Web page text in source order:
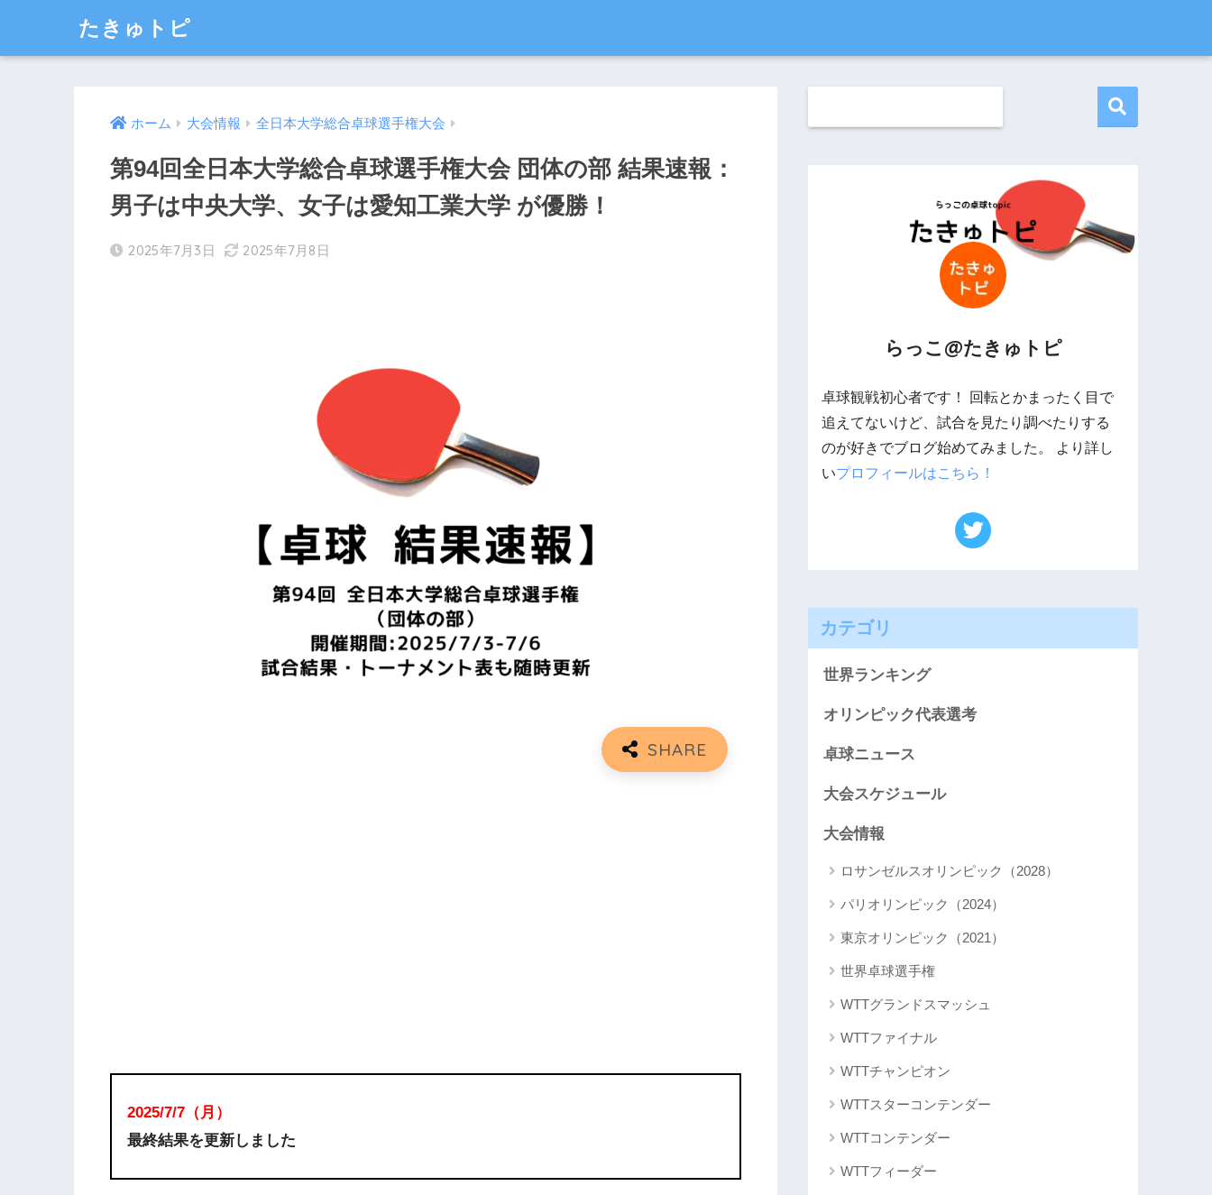
たきゅトピ
ホーム 大会情報 全日本大学総合卓球選手権大会
第94回全日本大学総合卓球選手権大会 団体の部 結果速報：
男子は中央大学、女子は愛知工業大学 が優勝！
2025年7月3日 2025年7月8日
2025/7/7（月）
最終結果を更新しました
らっこ@たきゅトピ
卓球観戦初心者です！ 回転とかまったく目で
追えてないけど、試合を見たり調べたりする
のが好きでブログ始めてみました。 より詳し
いプロフィールはこちら！
カテゴリ
世界ランキング
オリンピック代表選考
卓球ニュース
大会スケジュール
大会情報
ロサンゼルスオリンピック（2028）
パリオリンピック（2024）
東京オリンピック（2021）
世界卓球選手権
WTTグランドスマッシュ
WTTファイナル
WTTチャンピオン
WTTスターコンテンダー
WTTコンテンダー
WTTフィーダー